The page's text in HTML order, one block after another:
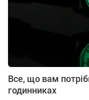
Все, що вам
годинниках